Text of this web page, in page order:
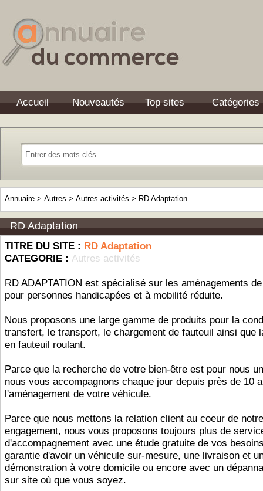
Accueil Nouveautés Top sites Catégories
Annuaire > Autres > Autres activités > RD Adaptation
RD Adaptation
TITRE DU SITE : RD Adaptation
CATEGORIE : Autres activités
RD ADAPTATION est spécialisé sur les aménagements
pour personnes handicapées et à mobilité réduite.
Nous proposons une large gamme de produits pour la
transfert, le transport, le chargement de fauteuil ainsi que
en fauteuil roulant.
Parce que la recherche de votre bien-être est pour nous
nous vous accompagnons chaque jour depuis près de 10
l'aménagement de votre véhicule.
Parce que nous mettons la relation client au coeur de notre
engagement, nous vous proposons toujours plus de
d'accompagnement avec une étude gratuite de vos
garantie d'avoir un véhicule sur-mesure, une livraison et
démonstration à votre domicile ou encore avec un
sur site où que vous soyez.